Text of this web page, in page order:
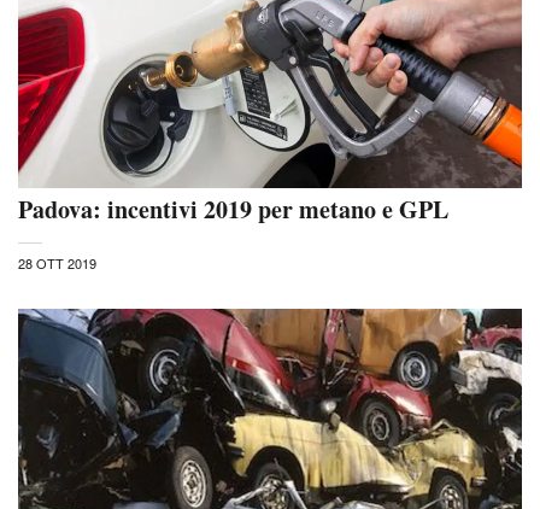
Padova: incentivi 2019 per metano e GPL
28 OTT 2019